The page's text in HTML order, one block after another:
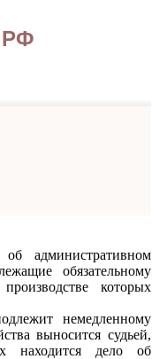
РФ
обязательному
которых
немедленному
выносится судьей,
находится дело об